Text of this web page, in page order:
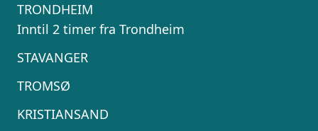
TRONDHEIM
Inntil 2 timer fra Trondheim
STAVANGER
TROMSØ
KRISTIANSAND